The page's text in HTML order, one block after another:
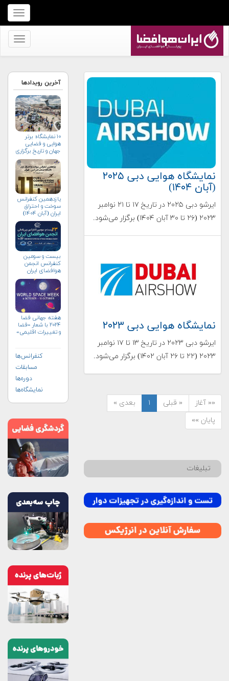
برای
نمایش
منو
برای
کنید
نمایشگاه هوایی دبی ۲۰۲۵
(آبان ۱۴۰۴)
ایرشو دبی ۲۰۲۵ در تاریخ ۱۷ تا ۲۱ نوامبر
۲۰۲۳ (۲۶ تا ۳۰ آبان ۱۴۰۴) برگزار می‌شود.
نمایشگاه هوایی دبی ۲۰۲۳
ایرشو دبی ۲۰۲۳ در تاریخ ۱۳ تا ۱۷ نوامبر
۲۰۲۳ (۲۲ تا ۲۶ آبان ۱۴۰۲) برگزار می‌شود.
«« آغاز « قبلی ۱
بعدی »
پایان »»
تبلیغات
آخرین رویدادها
۱۰ نمایشگاه برتر
هوایی و فضایی
جهان و تاریخ برگزاری
آن‌ها
یازدهمین کنفرانس
سوخت و احتراق
ایران (آبان‌ ۱۴۰۴)
بیست و سومین
کنفرانس انجمن
هوافضای ايران
هفته جهانی فضا
۲۰۲۴ با شعار «فضا
و تغییرات اقلیمی»
کنفرانس‌ها
مسابقات
دوره‌ها
نمایشگاه‌ها